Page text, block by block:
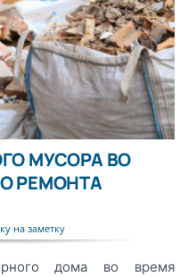
МУСОРА ВО
РЕМОНТА
на заметку
дома во время